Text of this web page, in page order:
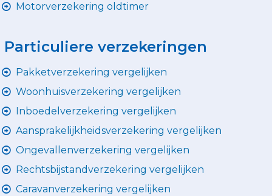
Motorverzekering oldtimer
Particuliere verzekeringen
Pakketverzekering vergelijken
Woonhuisverzekering vergelijken
Inboedelverzekering vergelijken
Aansprakelijkheidsverzekering vergelijken
Ongevallenverzekering vergelijken
Rechtsbijstandverzekering vergelijken
Caravanverzekering vergelijken